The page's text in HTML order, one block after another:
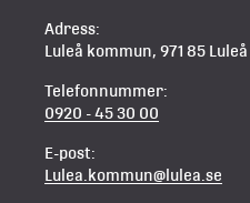
Adress:
Luleå kommun, 971 85 Luleå
Telefonnummer:
0920 - 45 30 00
E-post:
Lulea.kommun@lulea.se